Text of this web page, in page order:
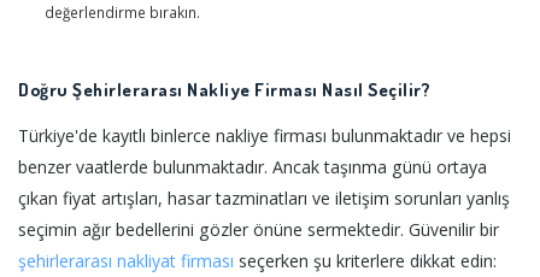
değerlendirme bırakın.
Doğru Şehirlerarası Nakliye Firması Nasıl Seçilir?
Türkiye'de kayıtlı binlerce nakliye firması bulunmaktadır ve hepsi
benzer vaatlerde bulunmaktadır. Ancak taşınma günü ortaya
çıkan fiyat artışları, hasar tazminatları ve iletişim sorunları yanlış
seçimin ağır bedellerini gözler önüne sermektedir. Güvenilir bir
şehirlerarası nakliyat firması seçerken şu kriterlere dikkat edin: